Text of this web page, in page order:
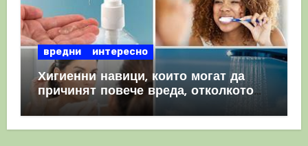
вредни интересно
Хигиенни навици, които могат да
причинят повече вреда, отколкото
полза